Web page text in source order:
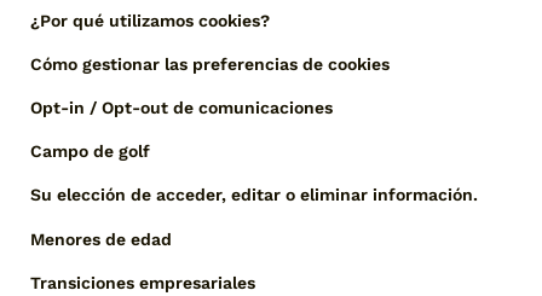
¿Por qué utilizamos cookies?
Cómo gestionar las preferencias de cookies
Opt-in / Opt-out de comunicaciones
Campo de golf
Su elección de acceder, editar o eliminar información.
Menores de edad
Transiciones empresariales